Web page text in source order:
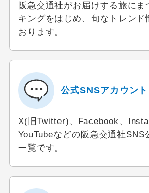
阪急交通社がお届けする旅にま
キングをはじめ、旬なトレンド
おります。
公式SNSアカウント
X(旧Twitter)、Facebook、
YouTubeなどの阪急交通社SNS
一覧です。